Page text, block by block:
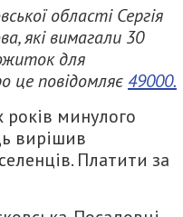
області Сергія
які вимагали 30
для
це повідомляє49000.
минулого
вирішив
Платити за